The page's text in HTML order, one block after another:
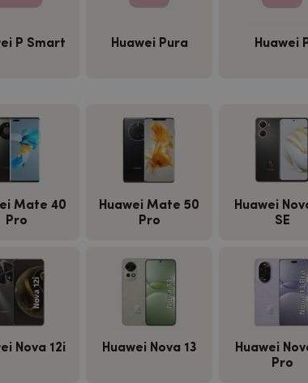
P Smart Huawei Pura Huawei
Mate 40
Pro
Huawei Mate 50
Pro
Huawei
SE
Nova 12i Huawei Nova 13
Huawei
Pro